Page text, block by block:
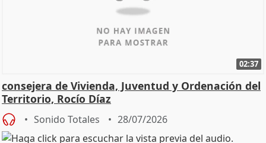
02:37
consejera de Vivienda, Juventud y Ordenación del
Territorio, Rocío Díaz
Sonido Totales 28/07/2026